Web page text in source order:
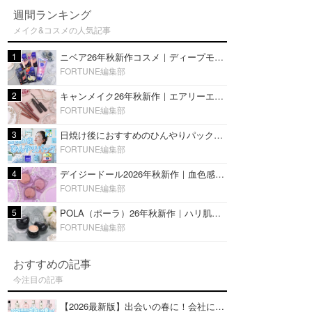
週間ランキング
メイク&コスメの人気記事
1 ニベア26年秋新作コスメ｜ディープモイスチャーリップの美容液タイプや2in1ボディクリームスクラブも
FORTUNE編集部
2 キャンメイク26年秋新作｜エアリーエクステンションライナー＆カールスナイパーマスカラ新色をレビュー
FORTUNE編集部
3 日焼け後におすすめのひんやりパック14選｜暑い夏にぴったりな冷凍／鎮静／うるおいチャージマスクを紹介
FORTUNE編集部
4 デイジードール2026年秋新作｜血色感が可愛い♡『パウダー ブラッシュ ブルーム』新3色をレビュー
FORTUNE編集部
5 POLA（ポーラ）26年秋新作｜ハリ肌を叶える『B.A デイ プランプ ファンデーション』を口コミ
FORTUNE編集部
おすすめの記事
今注目の記事
【2026最新版】出会いの春に！会社にもおすすめの好印象な香水14選♡ビジネスの場での香水マナーも